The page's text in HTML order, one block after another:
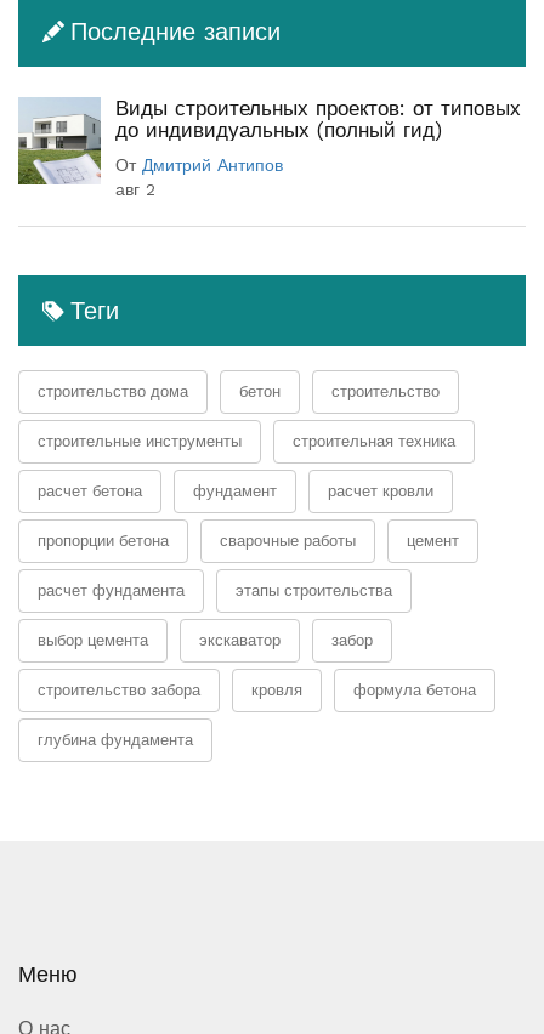
Последние записи
Виды строительных проектов: от типовых
до индивидуальных (полный гид)
От Дмитрий Антипов
авг 2
Теги
строительство дома бетон строительство
строительные инструменты строительная техника
расчет бетона фундамент расчет кровли
пропорции бетона сварочные работы цемент
расчет фундамента этапы строительства
выбор цемента экскаватор забор
строительство забора кровля формула бетона
глубина фундамента
Меню
О нас